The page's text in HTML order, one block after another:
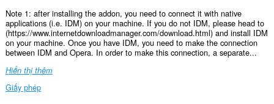
Note 1: after installing the addon, you need to connect it with native
applications (i.e. IDM) on your machine. If you do not IDM, please head to
(https://www.internetdownloadmanager.com/download.html) and install IDM
on your machine. Once you have IDM, you need to make the connection
between IDM and Opera. In order to make this connection, a separate...
Hiển thị thêm
Giấy phép